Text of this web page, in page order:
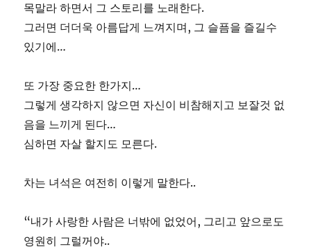
목말라 하면서 그 스토리를 노래한다.
그러면 더더욱 아름답게 느껴지며, 그 슬픔을 즐길수
있기에…
또 가장 중요한 한가지…
그렇게 생각하지 않으면 자신이 비참해지고 보잘것 없
음을 느끼게 된다…
심하면 자살 할지도 모른다.
차는 녀석은 여전히 이렇게 말한다..
“내가 사랑한 사람은 너밖에 없었어, 그리고 앞으로도
영원히 그럴꺼야..